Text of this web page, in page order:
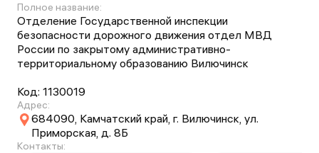
Полное название:
Отделение Государственной инспекции
безопасности дорожного движения отдел МВД
России по закрытому административно-
территориальному образованию Вилючинск
Код: 1130019
Адрес:
684090, Камчатский край, г. Вилючинск, ул.
Приморская, д. 8Б
Контакты: